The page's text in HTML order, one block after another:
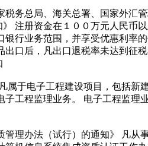
务总局、海关总署、国家外汇
注册资金在１００万元人民币
行业务范围，并享受优惠利率
口后，凡出口退税率未达到征
属于电子工程建设项目，包括新
工程监理业务。 电子工程监理
管理办法（试行）的通知》 凡从